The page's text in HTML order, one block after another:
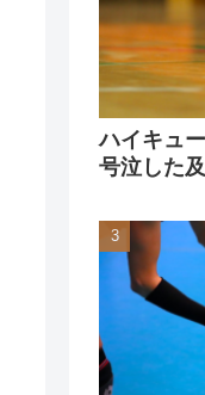
ハイキュ
号泣した